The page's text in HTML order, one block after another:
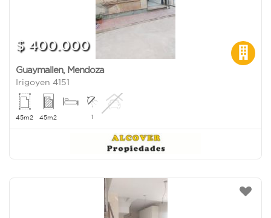
$ 400.000
Guaymallen, Mendoza
Irigoyen 4151
45m2 45m2 1